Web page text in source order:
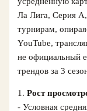
Ла Лига, Серия
турнирам,
YouTube,
не официальный
трендов за 3
1.Рост
- Условная